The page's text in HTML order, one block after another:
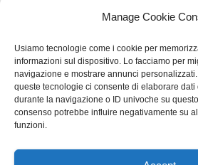
Manage Cookie
Usiamo tecnologie come i cookie per
informazioni sul dispositivo. Lo facciamo per
navigazione e mostrare annunci
queste tecnologie ci consente di elaborare
durante la navigazione o ID univoche su
consenso potrebbe influire negativamente su
funzioni.